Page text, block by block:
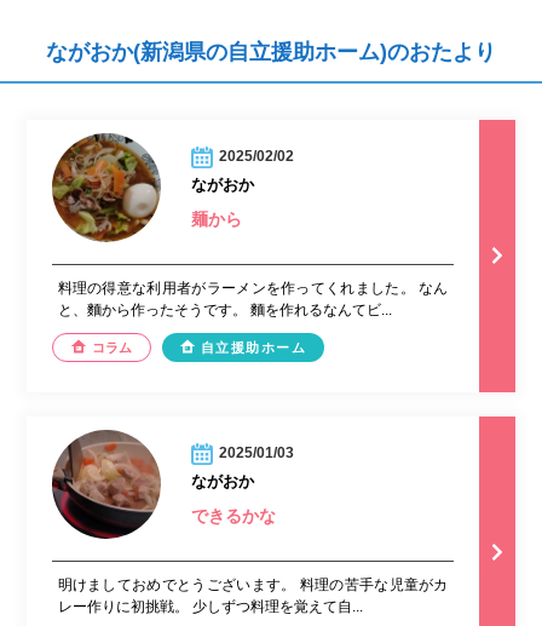
ながおか(新潟県の自立援助ホーム)のおたより
2025/02/02
ながおか
麺から
料理の得意な利用者がラーメンを作ってくれました。 なん
と、麵から作ったそうです。 麵を作れるなんてビ...
コラム 自立援助ホーム
2025/01/03
ながおか
できるかな
明けましておめでとうございます。 料理の苦手な児童がカ
レー作りに初挑戦。 少しずつ料理を覚えて自...